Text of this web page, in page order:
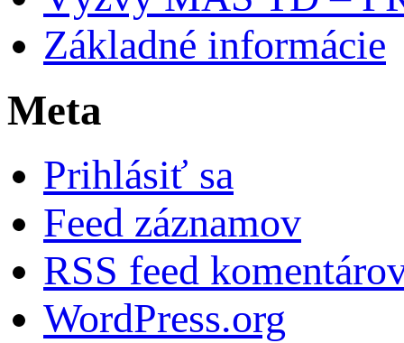
Základné informácie
Meta
Prihlásiť sa
Feed záznamov
RSS feed
WordPress.org